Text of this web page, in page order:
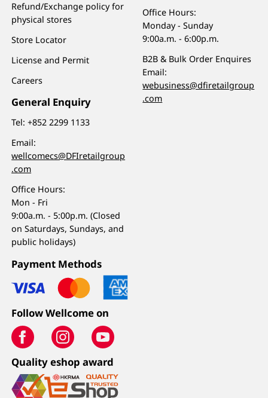
Refund/Exchange policy for
physical stores
Store Locator
License and Permit
Careers
General Enquiry
Tel:+852 2299 1133
Email:
wellcomecs@DFIretailgroup
.com
Office Hours:
Mon - Fri
9:00a.m. - 5:00p.m. (Closed
on Saturdays, Sundays, and
public holidays)
Office Hours:
Monday - Sunday
9:00a.m. - 6:00p.m.
B2B & Bulk Order Enquires
Email:
webusiness@dfiretailgroup
.com
Payment Methods
Follow Wellcome on
Quality eshop award